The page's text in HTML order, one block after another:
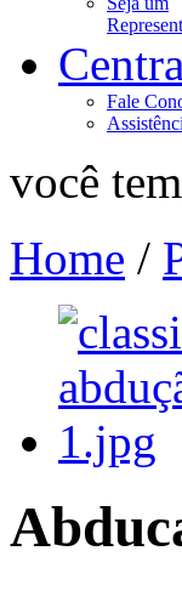
Fale
você
Home /